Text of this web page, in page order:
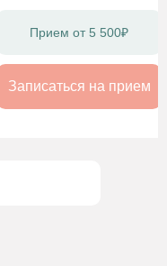
Прием от 5 500₽
Записаться на прием